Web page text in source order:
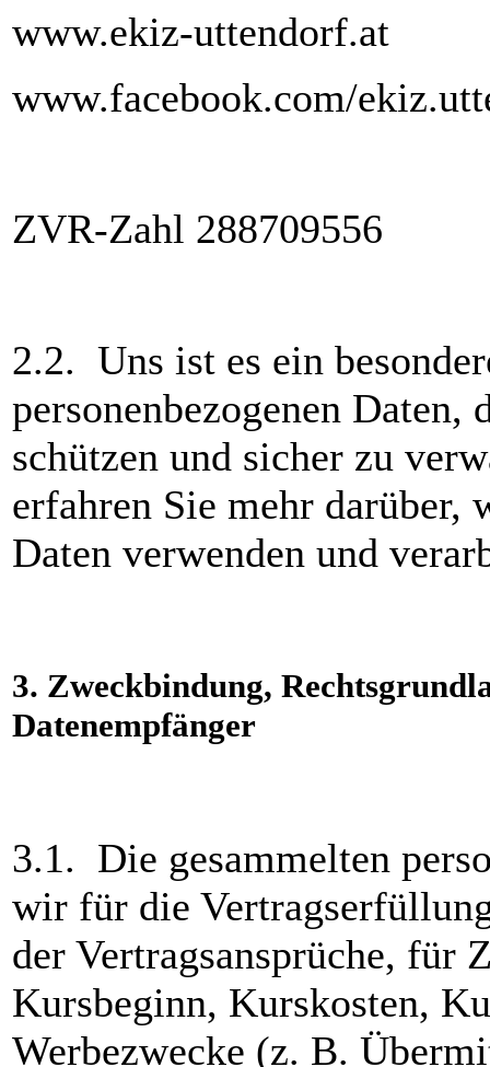
www.ekiz-uttendorf.at
www.facebook.com/
ZVR-Zahl 288709556
2.2. Uns ist es ein
personenbezogenen Daten,
schützen und sicher zu
erfahren Sie mehr darüber,
Daten verwenden und
3. Zweckbindung,
Datenempfänger
3.1. Die gesammelten
wir für die
der Vertragsansprüche, für
Kursbeginn, Kurskosten,
Werbezwecke (z. B.